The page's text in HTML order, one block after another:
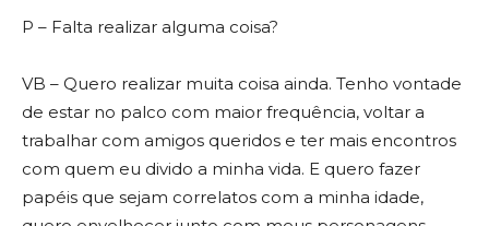
P – Falta realizar alguma coisa?
VB – Quero realizar muita coisa ainda. Tenho vontade
de estar no palco com maior frequência, voltar a
trabalhar com amigos queridos e ter mais encontros
com quem eu divido a minha vida. E quero fazer
papéis que sejam correlatos com a minha idade,